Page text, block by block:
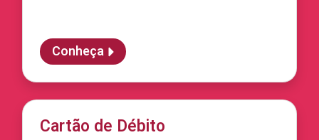
Conheça
Cartão de Débito